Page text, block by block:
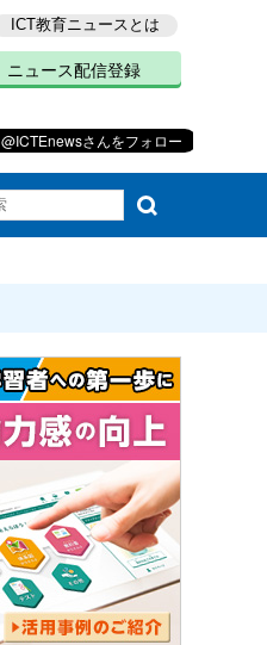
ICT教育ニュースとは
ニュース配信登録